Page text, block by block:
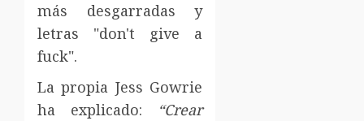
más desgarradas y
letras "don't give a
fuck".
La propia Jess Gowrie
ha explicado:
“Crear